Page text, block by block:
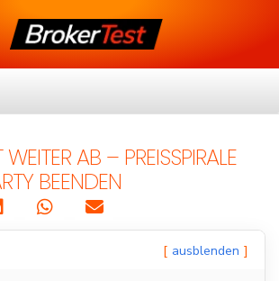
AB – PREISSPIRALE
BEENDEN
ausblenden